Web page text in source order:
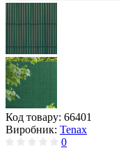
Код товару: 66401
Виробник: Tenax
0